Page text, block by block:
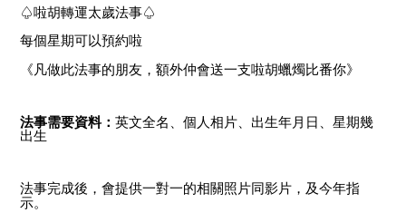
♤啦胡轉運太歲法事♤
每個星期可以預約啦
《凡做此法事的朋友，額外仲會送一支啦胡蠟燭比番你》
法事需要資料： 英文全名、 個人相片、 出生年月日、 星期幾
出生
法事完成後，會提供一對一的相關照片同影片，及今年指
示。